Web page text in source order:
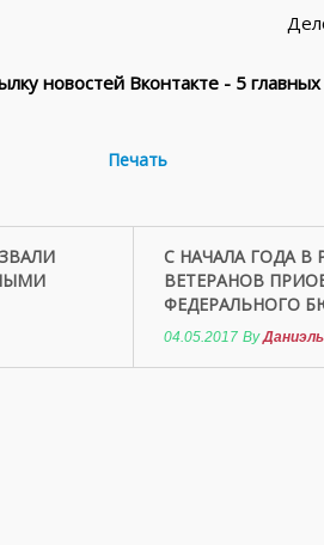
новостей Вконтакте - 5
Печать
С НАЧАЛА ГОДА В
ВЕТЕРАНОВ
ФЕДЕРАЛЬНОГО
04.05.2017 By